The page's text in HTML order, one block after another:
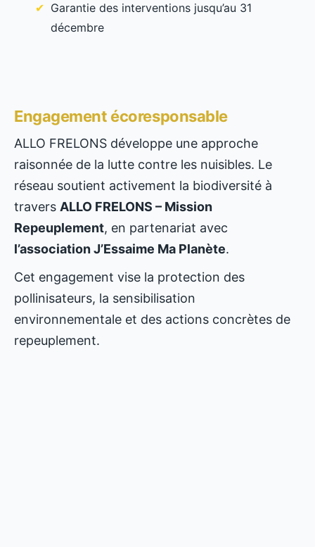
Garantie des interventions jusqu’au 31
décembre
Engagement écoresponsable
ALLO FRELONS développe une approche
raisonnée de la lutte contre les nuisibles. Le
réseau soutient activement la biodiversité à
travers ALLO FRELONS – Mission
Repeuplement, en partenariat avec
l’association J’Essaime Ma Planète.
Cet engagement vise la protection des
pollinisateurs, la sensibilisation
environnementale et des actions concrètes de
repeuplement.